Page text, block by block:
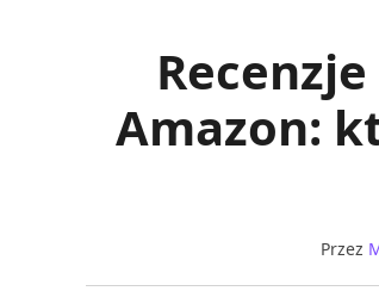
Amazon:
Przez